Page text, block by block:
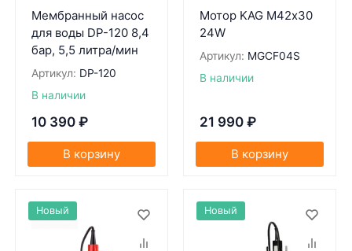
Мембранный насос
для воды DP-120 8,4
бар, 5,5 литра/мин
Артикул: DP-120
В наличии
10 390 ₽
В корзину
Мотор KAG M42х30
24W
Артикул: MGCF04S
В наличии
21 990 ₽
В корзину
Новый Новый